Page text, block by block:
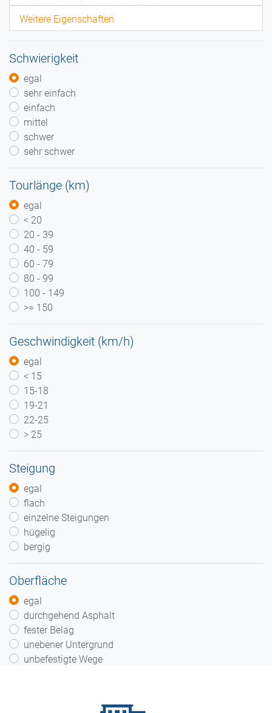
Weitere Eigenschaften
Schwierigkeit
egal
sehr einfach
einfach
mittel
schwer
sehr schwer
Tourlänge (km)
egal
< 20
20 - 39
40 - 59
60 - 79
80 - 99
100 - 149
>= 150
Geschwindigkeit (km/h)
egal
< 15
15-18
19-21
22-25
> 25
Steigung
egal
flach
einzelne Steigungen
hügelig
bergig
Oberfläche
egal
durchgehend Asphalt
fester Belag
unebener Untergrund
unbefestigte Wege